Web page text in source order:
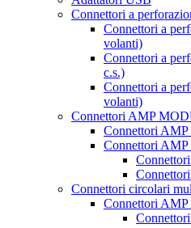
Connettori a
Connettori a
volanti)
Connettori a
c.s.)
Connettori a
volanti)
Connettori AMP
Connettori
Connettori
Connettori circolari
Connettori AMP